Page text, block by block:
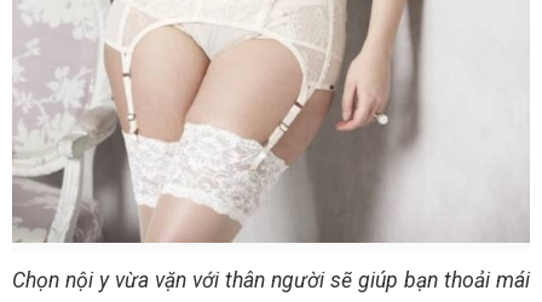
Chọn nội y vừa vặn với thân người sẽ giúp bạn thoải mái